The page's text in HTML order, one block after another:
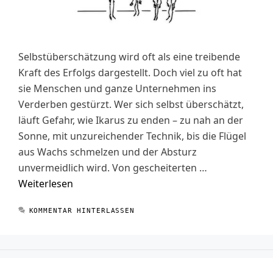
Selbstüberschätzung wird oft als eine treibende
Kraft des Erfolgs dargestellt. Doch viel zu oft hat
sie Menschen und ganze Unternehmen ins
Verderben gestürzt. Wer sich selbst überschätzt,
läuft Gefahr, wie Ikarus zu enden – zu nah an der
Sonne, mit unzureichender Technik, bis die Flügel
aus Wachs schmelzen und der Absturz
unvermeidlich wird. Von gescheiterten …
Weiterlesen
KOMMENTAR HINTERLASSEN